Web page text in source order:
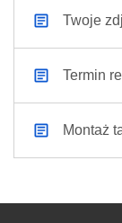
Twoje
Termin
Montaż